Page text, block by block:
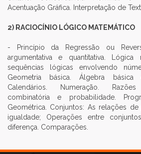
Acentuação Gráfica. Interpretação de
2) RACIOCÍNIO LÓGICO MATEMÁTICO
- Princípio da Regressão ou
argumentativa e quantitativa. Lógica
sequências lógicas envolvendo
Geometria básica. Álgebra básica
Calendários. Numeração.
combinatória e probabilidade.
Geométrica. Conjuntos: As relações
igualdade; Operações entre
diferença. Comparações.